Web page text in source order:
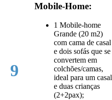
9
Mobile-Home:
1 Mobile-home
Grande (20 m2)
com cama de casal
e dois sofás que se
convertem em
colchões/camas,
ideal para um casal
e duas crianças
(2+2pax);